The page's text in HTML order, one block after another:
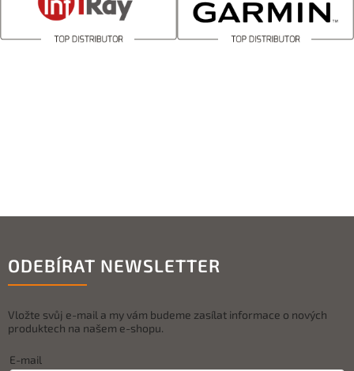
ODEBÍRAT NEWSLETTER
Vložte svůj e-mail a my vám budeme zasílat informace o nových
produktech na našem e-shopu.
E-mail